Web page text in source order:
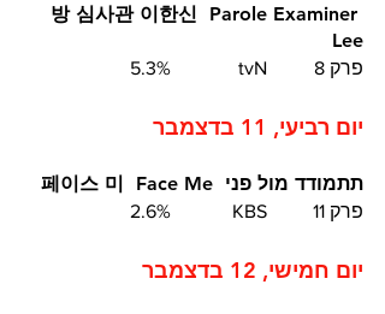
방 심사관 이한신
Parole Examiner
Lee
פרק 8 	tvN		5.3%
יום רביעי, 11 בדצמבר
תתמודד מול פני  페이스 미  Face Me
פרק 11	KBS		2.6%
יום חמישי, 12 בדצמבר